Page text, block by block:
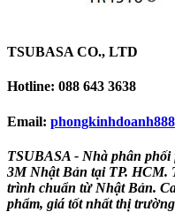
TSUBASA CO., LTD
Hotline: 088 643 3638
Email:
TSUBASA - Nhà phân phối
3M Nhật Bản tại TP. HCM.
trình chuẩn từ Nhật Bản.
phẩm, giá tốt nhất thị